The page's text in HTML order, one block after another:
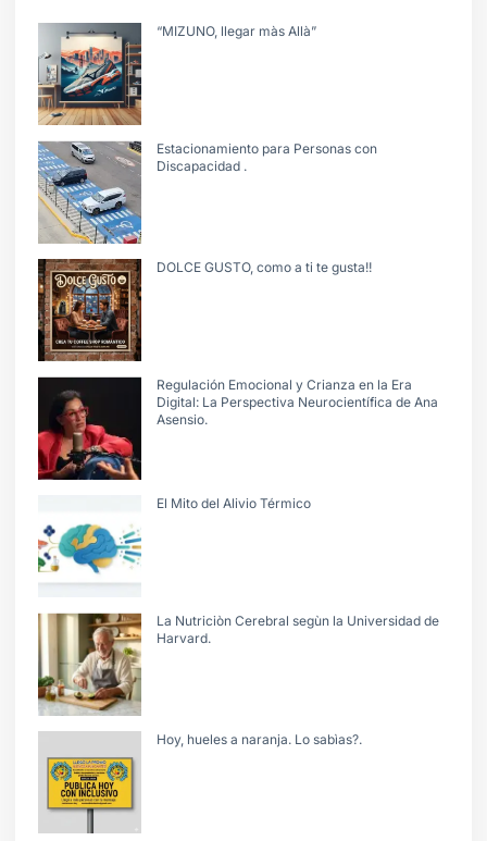
“MIZUNO, llegar màs Allà”
Estacionamiento para Personas con
Discapacidad .
DOLCE GUSTO, como a ti te gusta!!
Regulación Emocional y Crianza en la Era
Digital: La Perspectiva Neurocientífica de Ana
Asensio.
El Mito del Alivio Térmico
La Nutriciòn Cerebral segùn la Universidad de
Harvard.
Hoy, hueles a naranja. Lo sabìas?.